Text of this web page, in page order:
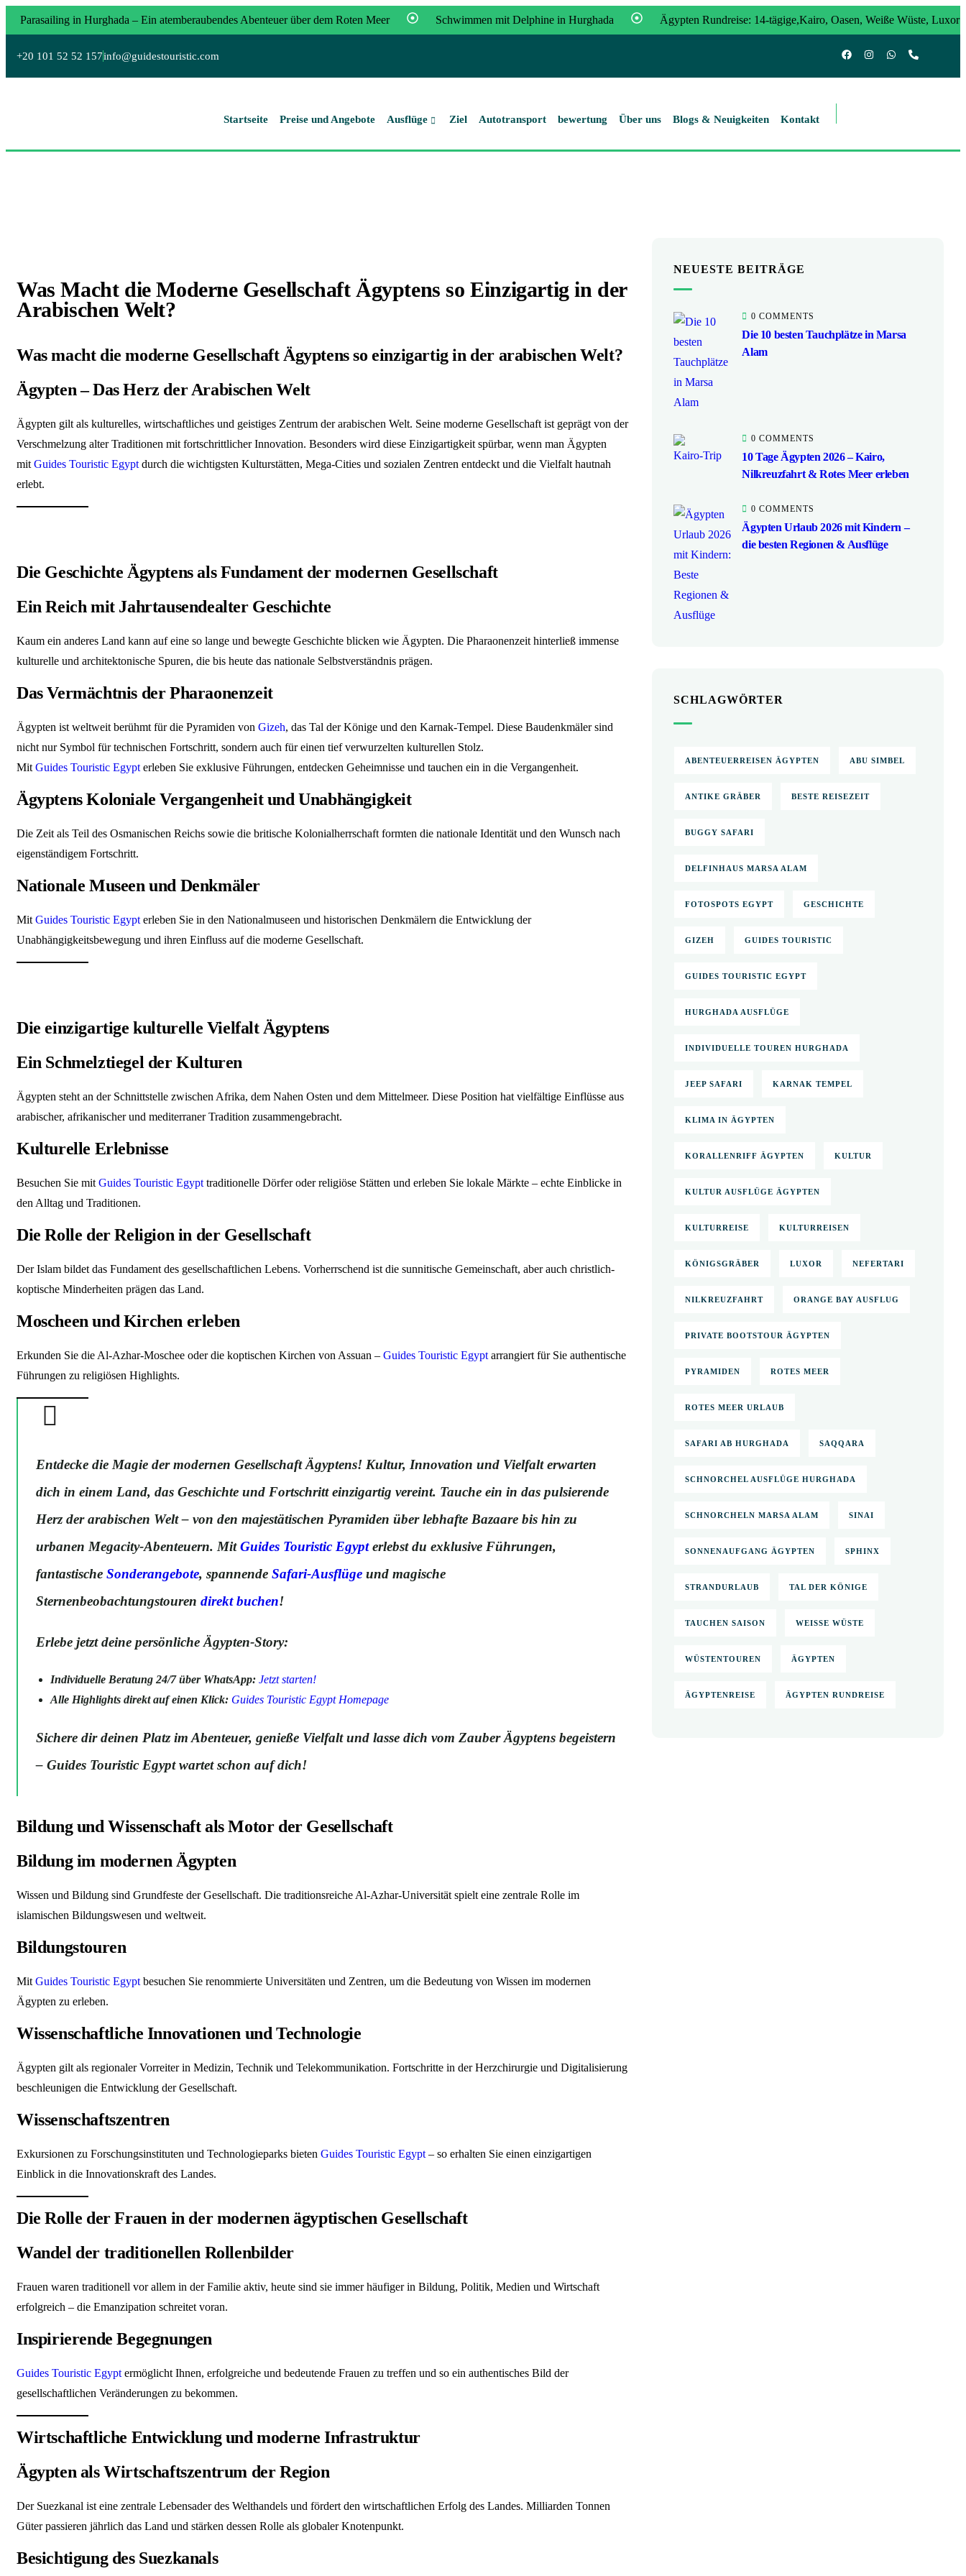
Parasailing in Hurghada – Ein atemberaubendes Abenteuer über dem Roten Meer Schwimmen mit Delphine in Hurghada Ägypten Rundreise: 14-tägige,Kairo, Oasen, Weiße Wüste, Luxor
& Erholung in Hurghada Ägypten Rundreise 10 Tage: Kairo, Luxor & Abenteuer zwischen Nil und
Wüste Ägypten Rundreise 9 Tage: Tempel, Wüste & Nilkreuzfahrt – Kultur & Natur hautnah erleben
+20 101 52 52 157info@guidestouristic.com
Startseite Preise und Angebote Ausflüge Ziel Autotransport bewertung Über uns Blogs & Neuigkeiten Kontakt
Was Macht die Moderne Gesellschaft Ägyptens so Einzigartig in der
Arabischen Welt?
Was macht die moderne Gesellschaft Ägyptens so einzigartig in der arabischen Welt?
Ägypten – Das Herz der Arabischen Welt
Ägypten gilt als kulturelles, wirtschaftliches und geistiges Zentrum der arabischen Welt. Seine moderne Gesellschaft ist geprägt von der
Verschmelzung alter Traditionen mit fortschrittlicher Innovation. Besonders wird diese Einzigartigkeit spürbar, wenn man Ägypten
mit Guides Touristic Egypt durch die wichtigsten Kulturstätten, Mega-Cities und sozialen Zentren entdeckt und die Vielfalt hautnah
erlebt.
Die Geschichte Ägyptens als Fundament der modernen Gesellschaft
Ein Reich mit Jahrtausendealter Geschichte
Kaum ein anderes Land kann auf eine so lange und bewegte Geschichte blicken wie Ägypten. Die Pharaonenzeit hinterließ immense
kulturelle und architektonische Spuren, die bis heute das nationale Selbstverständnis prägen.
Das Vermächtnis der Pharaonenzeit
Ägypten ist weltweit berühmt für die Pyramiden von Gizeh, das Tal der Könige und den Karnak-Tempel. Diese Baudenkmäler sind
nicht nur Symbol für technischen Fortschritt, sondern auch für einen tief verwurzelten kulturellen Stolz.
Mit Guides Touristic Egypt erleben Sie exklusive Führungen, entdecken Geheimnisse und tauchen ein in die Vergangenheit.
Ägyptens Koloniale Vergangenheit und Unabhängigkeit
Die Zeit als Teil des Osmanischen Reichs sowie die britische Kolonialherrschaft formten die nationale Identität und den Wunsch nach
eigenständigem Fortschritt.
Nationale Museen und Denkmäler
Mit Guides Touristic Egypt erleben Sie in den Nationalmuseen und historischen Denkmälern die Entwicklung der
Unabhängigkeitsbewegung und ihren Einfluss auf die moderne Gesellschaft.
Die einzigartige kulturelle Vielfalt Ägyptens
Ein Schmelztiegel der Kulturen
Ägypten steht an der Schnittstelle zwischen Afrika, dem Nahen Osten und dem Mittelmeer. Diese Position hat vielfältige Einflüsse aus
arabischer, afrikanischer und mediterraner Tradition zusammengebracht.
Kulturelle Erlebnisse
Besuchen Sie mit Guides Touristic Egypt traditionelle Dörfer oder religiöse Stätten und erleben Sie lokale Märkte – echte Einblicke in
den Alltag und Traditionen.
Die Rolle der Religion in der Gesellschaft
Der Islam bildet das Fundament des gesellschaftlichen Lebens. Vorherrschend ist die sunnitische Gemeinschaft, aber auch christlich-
koptische Minderheiten prägen das Land.
Moscheen und Kirchen erleben
Erkunden Sie die Al-Azhar-Moschee oder die koptischen Kirchen von Assuan – Guides Touristic Egypt arrangiert für Sie authentische
Führungen zu religiösen Highlights.
Entdecke die Magie der modernen Gesellschaft Ägyptens! Kultur, Innovation und Vielfalt erwarten
dich in einem Land, das Geschichte und Fortschritt einzigartig vereint. Tauche ein in das pulsierende
Herz der arabischen Welt – von den majestätischen Pyramiden über lebhafte Bazaare bis hin zu
urbanen Megacity-Abenteuern. MitGuides Touristic Egypterlebst du exklusive Führungen,
fantastische Sonderangebote, spannende Safari-Ausflüge und magische
Sternenbeobachtungstouren direkt buchen!
Erlebe jetzt deine persönliche Ägypten-Story:
Individuelle Beratung 24/7 über WhatsApp: Jetzt starten!
Alle Highlights direkt auf einen Klick: Guides Touristic Egypt Homepage
Sichere dir deinen Platz im Abenteuer, genieße Vielfalt und lasse dich vom Zauber Ägyptens begeistern
– Guides Touristic Egypt wartet schon auf dich!
Bildung und Wissenschaft als Motor der Gesellschaft
Bildung im modernen Ägypten
Wissen und Bildung sind Grundfeste der Gesellschaft. Die traditionsreiche Al-Azhar-Universität spielt eine zentrale Rolle im
islamischen Bildungswesen und weltweit.
Bildungstouren
Mit Guides Touristic Egypt besuchen Sie renommierte Universitäten und Zentren, um die Bedeutung von Wissen im modernen
Ägypten zu erleben.
Wissenschaftliche Innovationen und Technologie
Ägypten gilt als regionaler Vorreiter in Medizin, Technik und Telekommunikation. Fortschritte in der Herzchirurgie und Digitalisierung
beschleunigen die Entwicklung der Gesellschaft.
Wissenschaftszentren
Exkursionen zu Forschungsinstituten und Technologieparks bieten Guides Touristic Egypt – so erhalten Sie einen einzigartigen
Einblick in die Innovationskraft des Landes.
Die Rolle der Frauen in der modernen ägyptischen Gesellschaft
Wandel der traditionellen Rollenbilder
Frauen waren traditionell vor allem in der Familie aktiv, heute sind sie immer häufiger in Bildung, Politik, Medien und Wirtschaft
erfolgreich – die Emanzipation schreitet voran.
Inspirierende Begegnungen
Guides Touristic Egypt ermöglicht Ihnen, erfolgreiche und bedeutende Frauen zu treffen und so ein authentisches Bild der
gesellschaftlichen Veränderungen zu bekommen.
Wirtschaftliche Entwicklung und moderne Infrastruktur
Ägypten als Wirtschaftszentrum der Region
Der Suezkanal ist eine zentrale Lebensader des Welthandels und fördert den wirtschaftlichen Erfolg des Landes. Milliarden Tonnen
Güter passieren jährlich das Land und stärken dessen Rolle als globaler Knotenpunkt.
Besichtigung des Suezkanals
NEUESTE BEITRÄGE
0 COMMENTS
Die 10 besten Tauchplätze in Marsa
Alam
0 COMMENTS
10 Tage Ägypten 2026 – Kairo,
Nilkreuzfahrt & Rotes Meer erleben
0 COMMENTS
Ägypten Urlaub 2026 mit Kindern –
die besten Regionen & Ausflüge
SCHLAGWÖRTER
ABENTEUERREISEN ÄGYPTEN ABU SIMBEL
ANTIKE GRÄBER BESTE REISEZEIT
BUGGY SAFARI
DELFINHAUS MARSA ALAM
FOTOSPOTS EGYPT GESCHICHTE
GIZEH GUIDES TOURISTIC
GUIDES TOURISTIC EGYPT
HURGHADA AUSFLÜGE
INDIVIDUELLE TOUREN HURGHADA
JEEP SAFARI KARNAK TEMPEL
KLIMA IN ÄGYPTEN
KORALLENRIFF ÄGYPTEN KULTUR
KULTUR AUSFLÜGE ÄGYPTEN
KULTURREISE KULTURREISEN
KÖNIGSGRÄBER LUXOR NEFERTARI
NILKREUZFAHRT ORANGE BAY AUSFLUG
PRIVATE BOOTSTOUR ÄGYPTEN
PYRAMIDEN ROTES MEER
ROTES MEER URLAUB
SAFARI AB HURGHADA SAQQARA
SCHNORCHEL AUSFLÜGE HURGHADA
SCHNORCHELN MARSA ALAM SINAI
SONNENAUFGANG ÄGYPTEN SPHINX
STRANDURLAUB TAL DER KÖNIGE
TAUCHEN SAISON WEISSE WÜSTE
WÜSTENTOUREN ÄGYPTEN
ÄGYPTENREISE ÄGYPTEN RUNDREISE